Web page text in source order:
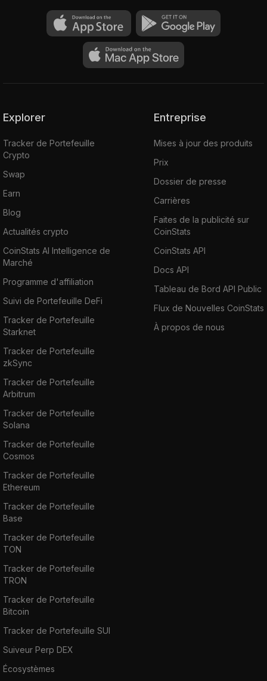
Explorer
Tracker de Portefeuille
Crypto
Swap
Earn
Blog
Actualités crypto
CoinStats AI Intelligence de
Marché
Programme d'affiliation
Suivi de Portefeuille DeFi
Tracker de Portefeuille
Starknet
Tracker de Portefeuille
zkSync
Tracker de Portefeuille
Arbitrum
Tracker de Portefeuille
Solana
Tracker de Portefeuille
Cosmos
Tracker de Portefeuille
Ethereum
Tracker de Portefeuille
Base
Tracker de Portefeuille
TON
Tracker de Portefeuille
TRON
Tracker de Portefeuille
Bitcoin
Tracker de Portefeuille SUI
Suiveur Perp DEX
Écosystèmes
Entreprise
Mises à jour des produits
Prix
Dossier de presse
Carrières
Faites de la publicité sur
CoinStats
CoinStats API
Docs API
Tableau de Bord API Public
Flux de Nouvelles CoinStats
À propos de nous